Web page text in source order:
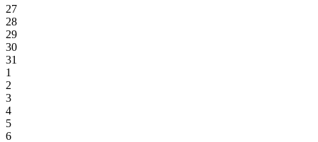
27
28
29
30
31
1
2
3
4
5
6